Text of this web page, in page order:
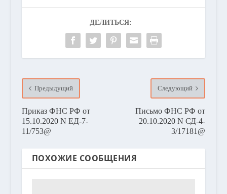
ДЕЛИТЬСЯ:
Предыдущий
Приказ ФНС РФ от
15.10.2020 N ЕД-7-
11/753@
Следующий
Письмо ФНС РФ от
20.10.2020 N СД-4-
3/17181@
ПОХОЖИЕ СООБЩЕНИЯ